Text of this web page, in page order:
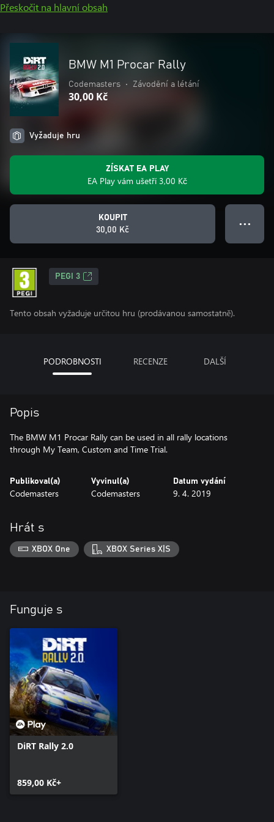
Přeskočit na hlavní obsah
BMW M1 Procar Rally
Codemasters • Závodění a létání
30,00 Kč
Vyžaduje hru
ZÍSKAT EA PLAY
EA Play vám ušetří 3,00 Kč
KOUPIT
30,00 Kč
● ● ●
PEGI 3
Tento obsah vyžaduje určitou hru (prodávanou samostatně).
PODROBNOSTI RECENZE DALŠÍ
Popis
The BMW M1 Procar Rally can be used in all rally locations
through My Team, Custom and Time Trial.
Publikoval(a)
Codemasters
Vyvinul(a)
Codemasters
Datum vydání
9. 4. 2019
Hrát s
XBOX One XBOX Series X|S
Funguje s
DiRT Rally 2.0
859,00 Kč+